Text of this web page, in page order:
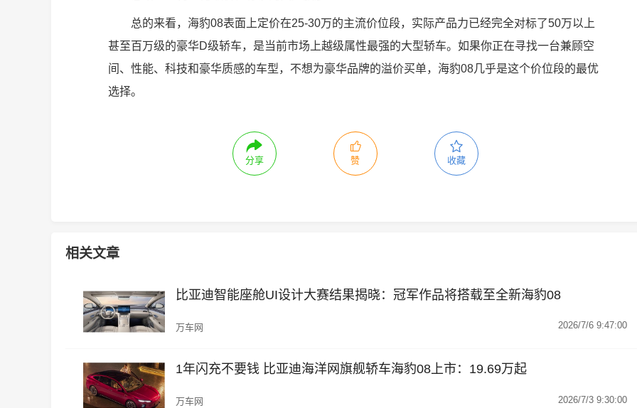
总的来看，海豹08表面上定价在25-30万的主流价位段，实际产品力已经完全对标了50万以上
甚至百万级的豪华D级轿车，是当前市场上越级属性最强的大型轿车。如果你正在寻找一台兼顾空
间、性能、科技和豪华质感的车型，不想为豪华品牌的溢价买单，海豹08几乎是这个价位段的最优
选择。
分享 赞 收藏
相关文章
比亚迪智能座舱UI设计大赛结果揭晓：冠军作品将搭载至全新海豹08
万车网 2026/7/6 9:47:00
1年闪充不要钱 比亚迪海洋网旗舰轿车海豹08上市：19.69万起
万车网 2026/7/3 9:30:00